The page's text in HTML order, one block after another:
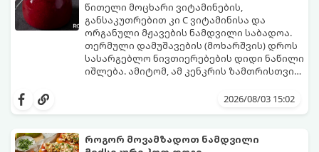
წითელი მოცხარი ვიტამინების,
განსაკუთრებით კი C ვიტამინისა და
ორგანული მჟავების ნამდვილი საბადოა.
თერმული დამუშავების (მოხარშვის) დროს
სასარგებლო ნივთიერებების დიდი ნაწილი
იშლება. ამიტომ, ამ კენკრის ზამთრისთვის
მომზადებაა - მოხარშვის გარეშე.
ბუნებრივ, კაშკაშა გემოს, არომატს და
2026/08/03 15:02
როგორ მოვამზადოთ ნამდვილი